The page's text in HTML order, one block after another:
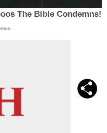
The Bible Condemns!